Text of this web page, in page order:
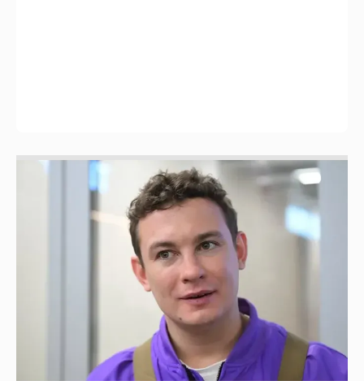
Никита Кологривый высказался насчёт